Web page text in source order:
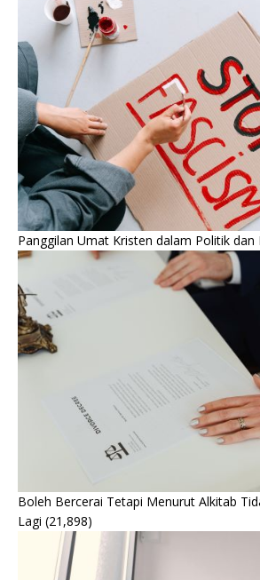
Panggilan Umat Kristen dalam Politik dan
Boleh Bercerai Tetapi Menurut Alkitab
Lagi (21,898)